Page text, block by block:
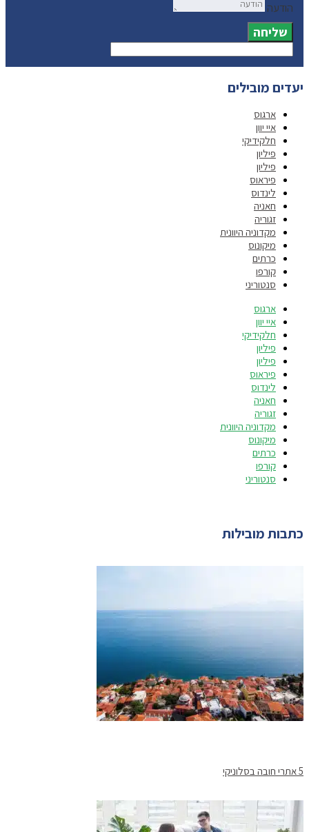
הודעה
שליחה
יעדים מובילים
ארגוס
איי יוון
חלקידיקי
פיליון
פיליון
פיראוס
לינדוס
חאניה
זגוריה
מקדוניה היוונית
מיקונוס
כרתים
קורפו
סנטוריני
ארגוס
איי יוון
חלקידיקי
פיליון
פיליון
פיראוס
לינדוס
חאניה
זגוריה
מקדוניה היוונית
מיקונוס
כרתים
קורפו
סנטוריני
כתבות מובילות
5 אתרי חובה בסלוניקי